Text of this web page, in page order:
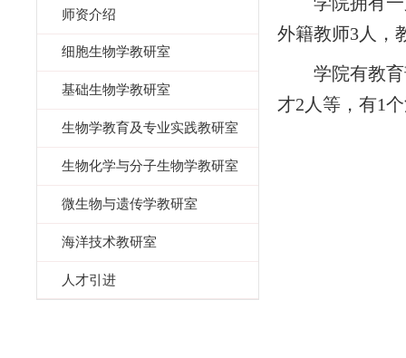
师资介绍
细胞生物学教研室
基础生物学教研室
生物学教育及专业实践教研室
生物化学与分子生物学教研室
微生物与遗传学教研室
海洋技术教研室
学院拥有
外籍教师3人，
学院有教
才2人等，有1